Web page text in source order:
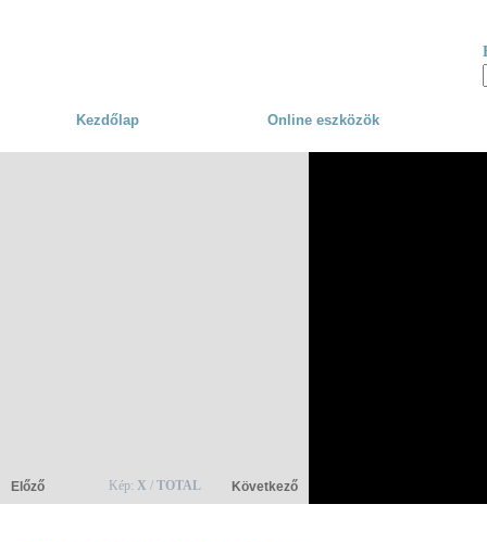
Kezdőlap Online eszközök
Kép: X / TOTAL
Előző Következő